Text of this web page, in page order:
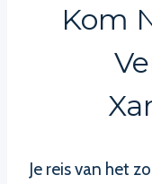
Kom
Je reis van het